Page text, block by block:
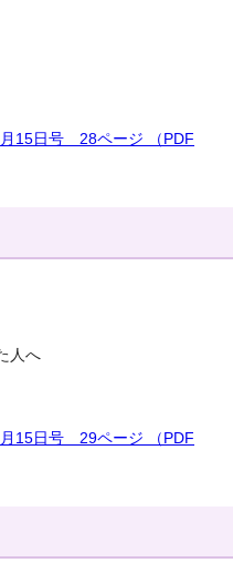
15日号 28ページ （PDF
人へ
15日号 29ページ （PDF